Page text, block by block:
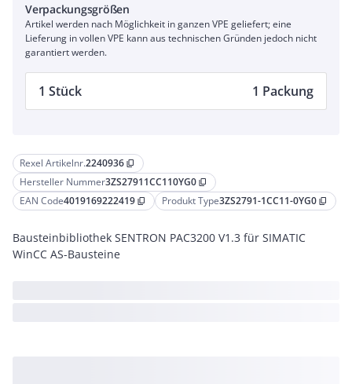
Rexel Artikelnr.2240936 content_copy
Hersteller Nummer3ZS27911CC110YG0 content_copy
EAN Code4019169222419 content_copy Produkt Type3ZS2791-1CC11-0YG0 content_copy
Bausteinbibliothek SENTRON PAC3200 V1.3 für SIMATIC
WinCC AS-Bausteine
Verpackungsgrößen
Artikel werden nach Möglichkeit in ganzen VPE geliefert; eine
Lieferung in vollen VPE kann aus technischen Gründen jedoch nicht
garantiert werden.
1 Stück 1 Packung